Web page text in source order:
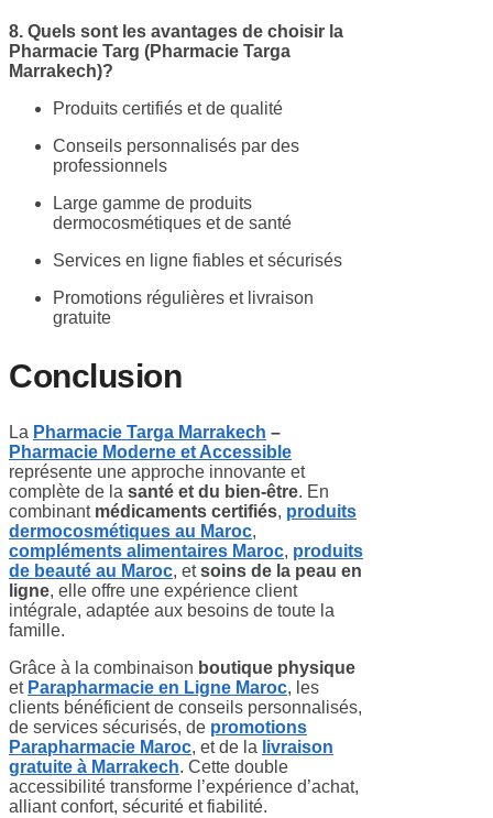
8. Quels sont les avantages de choisir la
Pharmacie Targ (Pharmacie Targa
Marrakech)?
Produits certifiés et de qualité
Conseils personnalisés par des
professionnels
Large gamme de produits
dermocosmétiques et de santé
Services en ligne fiables et sécurisés
Promotions régulières et livraison
gratuite
Conclusion
La Pharmacie Targa Marrakech –
Pharmacie Moderne et Accessible
représente une approche innovante et
complète de la santé et du bien-être. En
combinant médicaments certifiés, produits
dermocosmétiques au Maroc,
compléments alimentaires Maroc, produits
de beauté au Maroc, etsoins de la peau en
ligne, elle offre une expérience client
intégrale, adaptée aux besoins de toute la
famille.
Grâce à la combinaison boutique physique
et Parapharmacie en Ligne Maroc, les
clients bénéficient de conseils personnalisés,
de services sécurisés, de promotions
Parapharmacie Maroc, et de la livraison
gratuite à Marrakech. Cette double
accessibilité transforme l’expérience d’achat,
alliant confort, sécurité et fiabilité.